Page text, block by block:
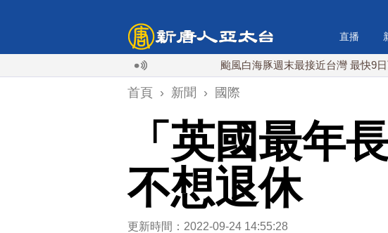
直播
颱風白海豚週末最接近台灣 最快9日可能登陸
首頁 › 新聞 › 國際
「英國最年
不想退休
更新時間：2022-09-24 14:55:28